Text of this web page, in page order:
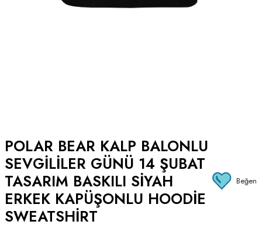
POLAR BEAR KALP BALONLU
SEVGILILER GÜNÜ 14 ŞUBAT
TASARIM BASKILI SIYAH
ERKEK KAPÜŞONLU HOODIE
SWEATSHIRT
Beğen